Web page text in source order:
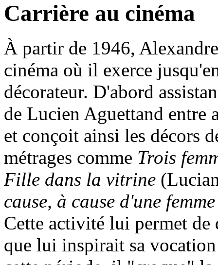
Carrière au cinéma
À partir de 1946,
cinéma où il exerce
décorateur. D'abord
de Lucien Aguettand entre
et conçoit ainsi les décors
métrages comme Trois
Fille dans la vitrine
cause, à cause d'une femme
Cette activité lui permet
que lui inspirait sa